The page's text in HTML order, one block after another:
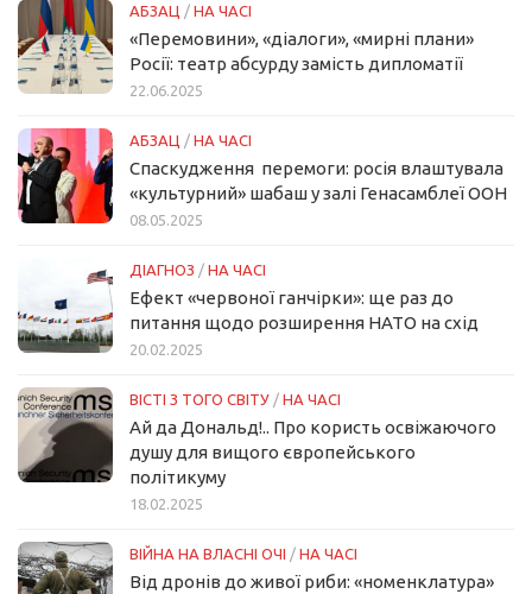
АБЗАЦ / НА ЧАСІ
«Перемовини», «діалоги», «мирні плани»
Росії: театр абсурду замість дипломатії
22.06.2025
АБЗАЦ / НА ЧАСІ
Спаскудження перемоги: росія влаштувала
«культурний» шабаш у залі Генасамблеї ООН
08.05.2025
ДІАГНОЗ / НА ЧАСІ
Ефект «червоної ганчірки»: ще раз до
питання щодо розширення НАТО на схід
20.02.2025
ВІСТІ З ТОГО СВІТУ / НА ЧАСІ
Ай да Дональд!.. Про користь освіжаючого
душу для вищого європейського
політикуму
18.02.2025
ВІЙНА НА ВЛАСНІ ОЧІ / НА ЧАСІ
Від дронів до живої риби: «номенклатура»